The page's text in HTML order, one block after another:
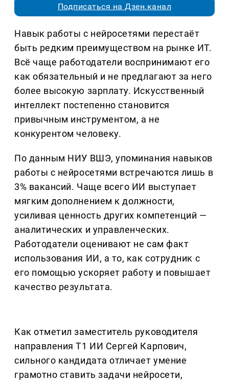
Подписаться на Дзен.канал
Навык работы с нейросетями перестаёт
быть редким преимуществом на рынке ИТ.
Всё чаще работодатели воспринимают его
как обязательный и не предлагают за него
более высокую зарплату. Искусственный
интеллект постепенно становится
привычным инструментом, а не
конкурентом человеку.
По данным НИУ ВШЭ, упоминания навыков
работы с нейросетями встречаются лишь в
3% вакансий. Чаще всего ИИ выступает
мягким дополнением к должности,
усиливая ценность других компетенций —
аналитических и управленческих.
Работодатели оценивают не сам факт
использования ИИ, а то, как сотрудник с
его помощью ускоряет работу и повышает
качество результата.
Как отметил заместитель руководителя
направления Т1 ИИ Сергей Карпович,
сильного кандидата отличает умение
грамотно ставить задачи нейросети,